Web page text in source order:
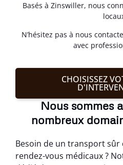
Basés à Zinswiller, nous
N’hésitez pas à nous
avec
CHOISISSEZ
Nous sommes
nombreux
Besoin de un transport
rendez-vous médicaux ?